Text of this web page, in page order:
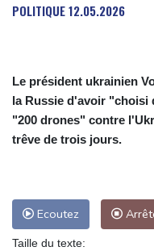
Moscou
POLITIQUE12.05.2026
Le président ukrainien
la Russie d'avoir "choisi
"200 drones" contre
trêve de trois jours.
Ecoutez
Taille du texte: